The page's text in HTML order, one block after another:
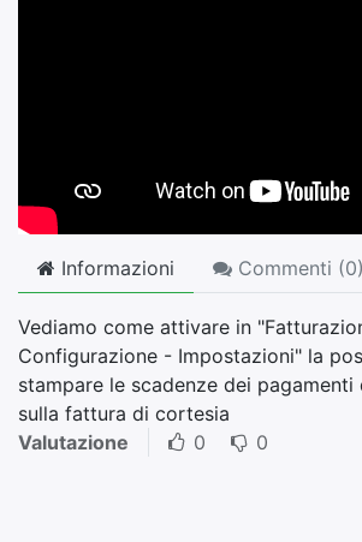
Informazioni Commenti (0)
Vediamo come attivare in
Configurazione - Impostazioni" la
stampare le scadenze dei pagamenti
sulla fattura di cortesia
Valutazione
0 0